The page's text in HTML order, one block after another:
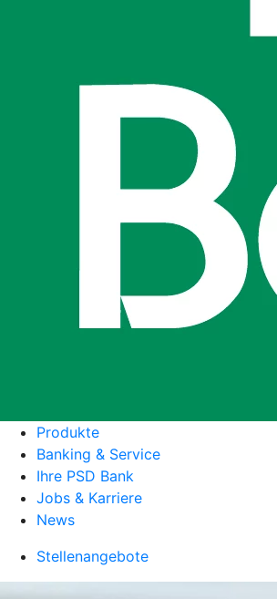
Produkte
Banking & Service
Ihre PSD Bank
Jobs & Karriere
News
Stellenangebote